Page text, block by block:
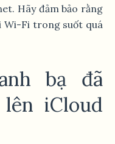
Hãy đảm bảo rằng
Wi-Fi trong suốt quá
bạ đã
iCloud